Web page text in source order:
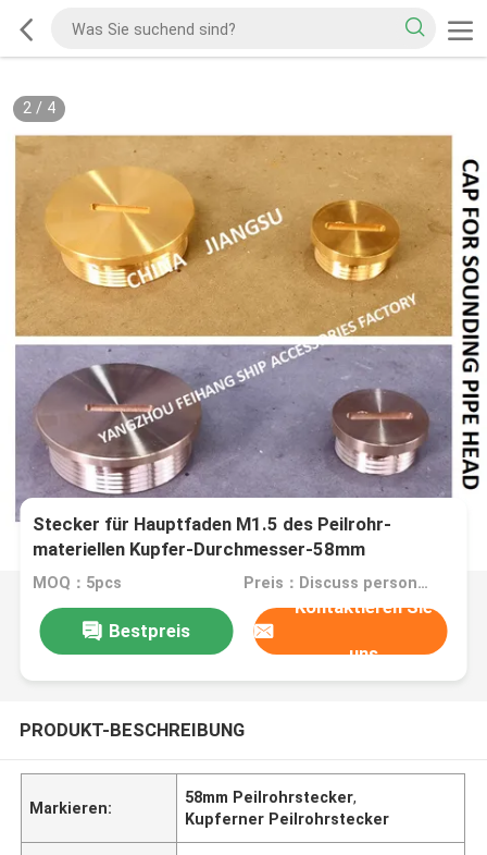
2/ 4
Stecker für Hauptfaden M1.5 des Peilrohr-
materiellen Kupfer-Durchmesser-58mm
MOQ：5pcs Preis：Discuss personally
Bestpreis
Kontaktieren Sie
uns
PRODUKT-BESCHREIBUNG
Markieren:
58mm Peilrohrstecker,
Kupferner Peilrohrstecker